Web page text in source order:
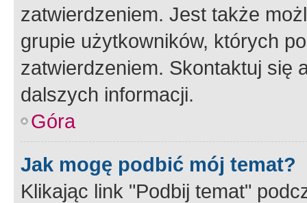
zatwierdzeniem. Jest także
grupie użytkowników, których
zatwierdzeniem. Skontaktuj się
dalszych informacji.
Góra
Jak mogę podbić mój temat?
Klikając link "Podbij temat"